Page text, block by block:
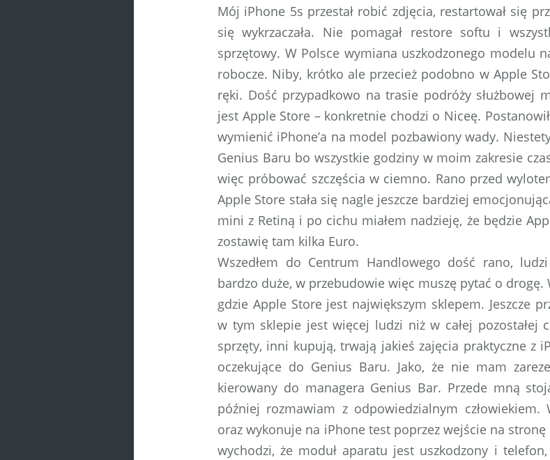
Mój iPhone 5s przestał robić zdjęcia, restartował się
się wykrzaczała. Nie pomagał restore softu i
sprzętowy. W Polsce wymiana uszkodzonego modelu
robocze. Niby, krótko ale przecież podobno w Apple
ręki. Dość przypadkowo na trasie podróży służbowej
jest Apple Store – konkretnie chodzi o Niceę.
wymienić iPhone’a na model pozbawiony wady.
Genius Baru bo wszystkie godziny w moim zakresie
więc próbować szczęścia w ciemno. Rano przed
Apple Store stała się nagle jeszcze bardziej
mini z Retiną i po cichu miałem nadzieję, że będzie
zostawię tam kilka Euro.
Wszedłem do Centrum Handlowego dość rano,
bardzo duże, w przebudowie więc muszę pytać o drogę.
gdzie Apple Store jest największym sklepem. Jeszcze
w tym sklepie jest więcej ludzi niż w całej pozostałej
sprzęty, inni kupują, trwają jakieś zajęcia praktyczne z
oczekujące do Genius Baru. Jako, że nie mam
kierowany do managera Genius Bar. Przede mną
później rozmawiam z odpowiedzialnym
oraz wykonuje na iPhone test poprzez wejście na
wychodzi, że moduł aparatu jest uszkodzony i